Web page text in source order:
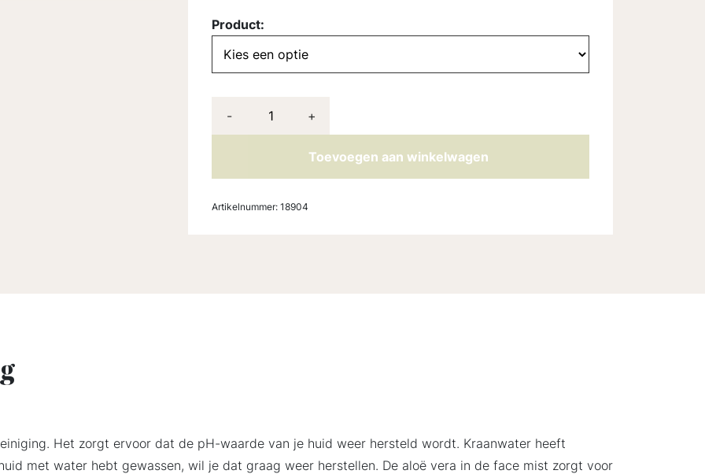
Product:
- +
Toevoegen aan winkelwagen
Artikelnummer: 18904
Het zorgt ervoor dat de pH-waarde van je huid weer hersteld wordt. Kraanwater heeft
met water hebt gewassen, wil je dat graag weer herstellen. De aloë vera in de face mist zorgt voor